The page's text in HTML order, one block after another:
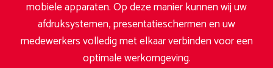
mobiele apparaten. Op deze manier kunnen wij uw
afdruksystemen, presentatieschermen en uw
medewerkers volledig met elkaar verbinden voor een
optimale werkomgeving.